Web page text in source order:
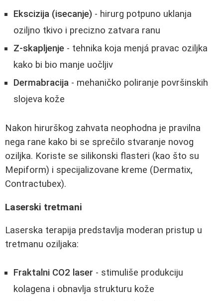
Ekscizija (isecanje) - hirurg potpuno uklanja
oziljno tkivo i precizno zatvara ranu
Z-skapljenje - tehnika koja menjá pravac oziljka
kako bi bio manje uočljiv
Dermabracija - mehaničko poliranje površinskih
slojeva kože
Nakon hirurškog zahvata neophodna je pravilna
nega rane kako bi se sprečilo stvaranje novog
oziljka. Koriste se silikonski flasteri (kao što su
Mepiform) i specijalizovane kreme (Dermatix,
Contractubex).
Laserski tretmani
Laserska terapija predstavlja moderan pristup u
tretmanu oziljaka:
Fraktalni CO2 laser - stimuliše produkciju
kolagena i obnavlja strukturu kože